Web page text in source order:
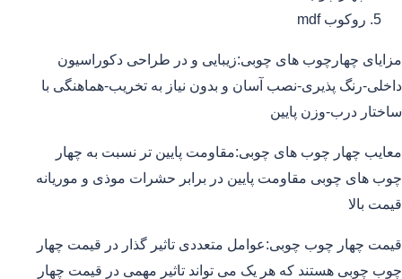
روکوب mdf
مزایای چهارچوب های چوبی:زیبایی و در طراحی دکوراسیون
داخلی-رنگ پذیری-نصب آسان و بدون نیاز به تخریب-هماهنگی با
ساختار درب-وزن پایین
معایب چهار چوب های چوبی:مقاومت پایین تر نسبت به چهار
چوب های چوبی مقاومت پایین در برابر حشرات موذی و موریانه
قیمت بالا
قیمت چهار چوب چوبی:عوامل متعددی تاثیر گذار در قیمت چهار
چوب چوبی هستند که هر یک می تواند تاثیر مهمی در قیمت چهار